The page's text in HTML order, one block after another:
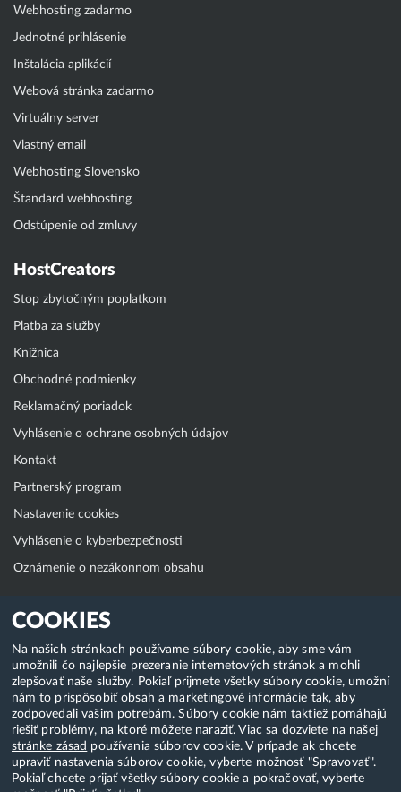
COOKIES
Na našich stránkach používame súbory cookie, aby sme vám
umožnili čo najlepšie prezeranie internetových stránok a mohli
zlepšovať naše služby. Pokiaľ prijmete všetky súbory cookie, umožní
nám to prispôsobiť obsah a marketingové informácie tak, aby
zodpovedali vašim potrebám. Súbory cookie nám taktiež pomáhajú
riešiť problémy, na ktoré môžete naraziť. Viac sa dozviete na našej
stránke zásad používania súborov cookie. V prípade ak chcete
upraviť nastavenia súborov cookie, vyberte možnosť "Spravovať".
Pokiaľ chcete prijať všetky súbory cookie a pokračovať, vyberte
Webhosting zadarmo
Jednotné prihlásenie
Inštalácia aplikácií
Webová stránka zadarmo
Virtuálny server
Vlastný email
Webhosting Slovensko
Štandard webhosting
Odstúpenie od zmluvy
HostCreators
Stop zbytočným poplatkom
Platba za služby
Knižnica
Obchodné podmienky
Reklamačný poriadok
Vyhlásenie o ochrane osobných údajov
Kontakt
Partnerský program
Nastavenie cookies
Vyhlásenie o kyberbezpečnosti
Oznámenie o nezákonnom obsahu
Klientská zóna
WebAdmin
WebMail
Zmena hesla (E-mail, FTP, SSH)
Webhosting
Domény